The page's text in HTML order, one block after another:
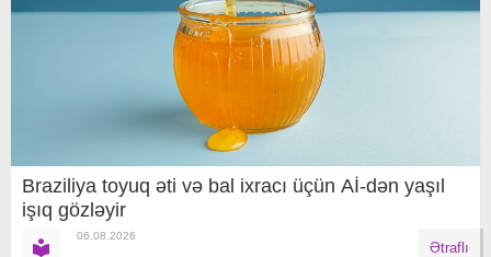
Braziliya toyuq əti və bal ixracı üçün Aİ-dən yaşıl
işıq gözləyir
06.08.2026
Ətraflı